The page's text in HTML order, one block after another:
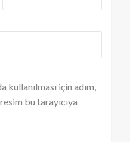
kullanılması için adım,
bu tarayıcıya